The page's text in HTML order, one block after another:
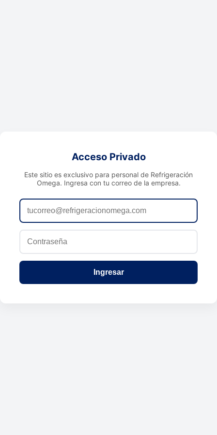
Acceso Privado
Este sitio es exclusivo para personal de Refrigeración
Omega. Ingresa con tu correo de la empresa.
Ingresar